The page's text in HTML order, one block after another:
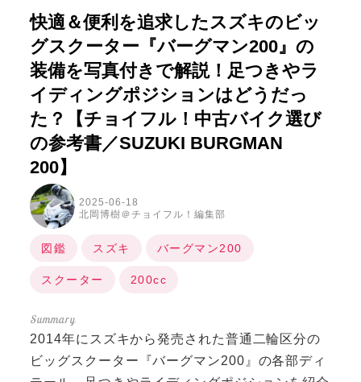
快適＆便利を追求したスズキのビッ
グスクーター『バーグマン200』の
装備を写真付きで解説！足つきやラ
イディングポジションはどうだっ
た？【チョイフル！中古バイク選び
の参考書／SUZUKI BURGMAN
200】
2025-06-18
北岡博樹＠チョイフル！編集部
図鑑 スズキ バーグマン200
スクーター 200cc
2014年にスズキから発売された普通二輪区分の
ビッグスクーター『バーグマン200』の各部ディ